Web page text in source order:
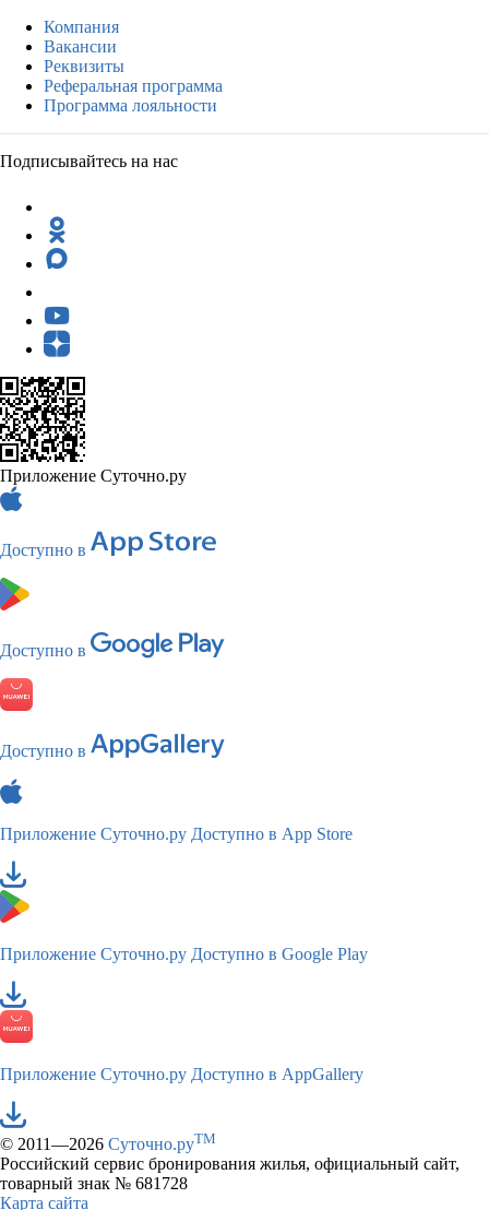
Компания
Вакансии
Реквизиты
Реферальная программа
Программа лояльности
Подписывайтесь на нас
Приложение Суточно.ру
Доступно в
Доступно в
Доступно в
Приложение Суточно.ру Доступно в App Store
Приложение Суточно.ру Доступно в Google Play
Приложение Суточно.ру Доступно в AppGallery
© 2011—2026 Суточно.руTM
Российский сервис бронирования жилья, официальный сайт,
товарный знак № 681728
Карта сайта